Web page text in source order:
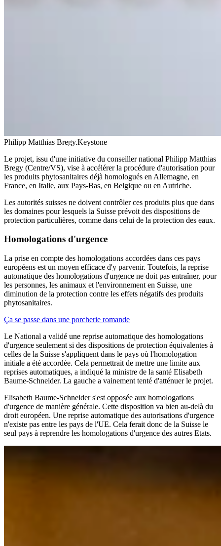
Philipp Matthias Bregy.Keystone
Le projet, issu d'une initiative du conseiller national Philipp Matthias
Bregy (Centre/VS), vise à accélérer la procédure d'autorisation pour
les produits phytosanitaires déjà homologués en Allemagne, en
France, en Italie, aux Pays-Bas, en Belgique ou en Autriche.
Les autorités suisses ne doivent contrôler ces produits plus que dans
les domaines pour lesquels la Suisse prévoit des dispositions de
protection particulières, comme dans celui de la protection des eaux.
Homologations d'urgence
La prise en compte des homologations accordées dans ces pays
européens est un moyen efficace d'y parvenir. Toutefois, la reprise
automatique des homologations d'urgence ne doit pas entraîner, pour
les personnes, les animaux et l'environnement en Suisse, une
diminution de la protection contre les effets négatifs des produits
phytosanitaires.
Ça se passe dans une porcherie romande
Le National a validé une reprise automatique des homologations
d'urgence seulement si des dispositions de protection équivalentes à
celles de la Suisse s'appliquent dans le pays où l'homologation
initiale a été accordée. Cela permettrait de mettre une limite aux
reprises automatiques, a indiqué la ministre de la santé Elisabeth
Baume-Schneider. La gauche a vainement tenté d'atténuer le projet.
Elisabeth Baume-Schneider s'est opposée aux homologations
d'urgence de manière générale. Cette disposition va bien au-delà du
droit européen. Une reprise automatique des autorisations d'urgence
n'existe pas entre les pays de l'UE. Cela ferait donc de la Suisse le
seul pays à reprendre les homologations d'urgence des autres Etats.